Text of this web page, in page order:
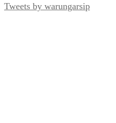
Tweets by warungarsip